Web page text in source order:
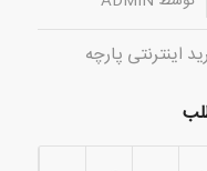
اینترنتی پارچه